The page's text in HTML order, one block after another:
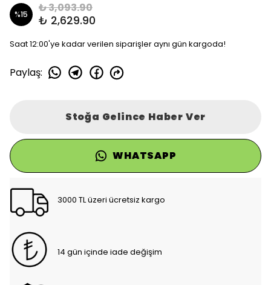
%15 ₺ 3,093.90
₺ 2,629.90
Saat 12:00'ye kadar verilen siparişler aynı gün kargoda!
Paylaş:
Stoğa Gelince Haber Ver
WHATSAPP
3000 TL üzeri ücretsiz kargo
14 gün içinde iade değişim